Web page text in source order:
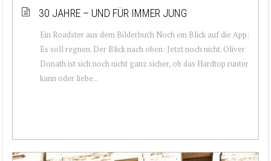
30 JAHRE – UND FÜR IMMER JUNG
Ein Roadster aus dem Bilderbuch Noch ein Blick auf die App:
Es soll regnen. Der Blick nach oben: Jetzt noch nicht. Oliver
Donath ist sich noch nicht ganz sicher, ob das Hardtop runter
kann oder liebe...